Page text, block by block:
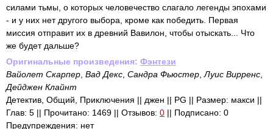
силами тьмы, о которых человечество слагало легенды эпохами
- и у них нет другого выбора, кроме как победить. Первая
миссия отправит их в древний Вавилон, чтобы отыскать... Что
же будет дальше?
Оригинальные произведения: Фэнтези
Вайолет Скарпер Вад Декс Сандра Фьюстер Луис Вирренс
Дейджен Клайнт
Детектив, Общий, Приключения || джен || PG || Размер: макси ||
Глав: 5 || Прочитано: 1469 || Отзывов: 0 || Подписано: 0
Предупреждения: нет